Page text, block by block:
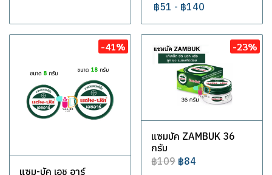
฿51 - ฿140
-41%
แซม-บัค เอช อาร์
-23%
แซมบัค ZAMBUK 36
กรัม
฿109 ฿84